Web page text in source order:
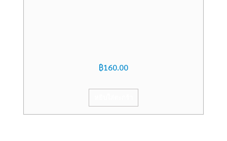
฿160.00